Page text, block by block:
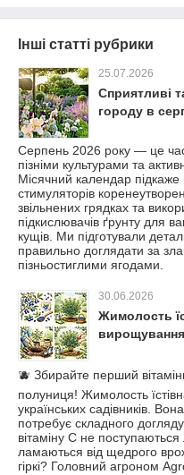
Інші статті рубрики
25.07.2026
Сприятливі
городу в
Серпень 2026 року — це
пізніми культурами та
Місячний календар
стимуляторів
звільнених грядках та
підкислювачів ґрунту для
кущів. Ми підготували
правильно доглядати за
пізньостиглими ягодами.
30.06.2026
Жимолость
🫐 Збирайте перший
полуниця! Жимолость
українських садівників.
потребує складного
вітаміну С не
ламаються від щедрого
гіркі? Головний агроном